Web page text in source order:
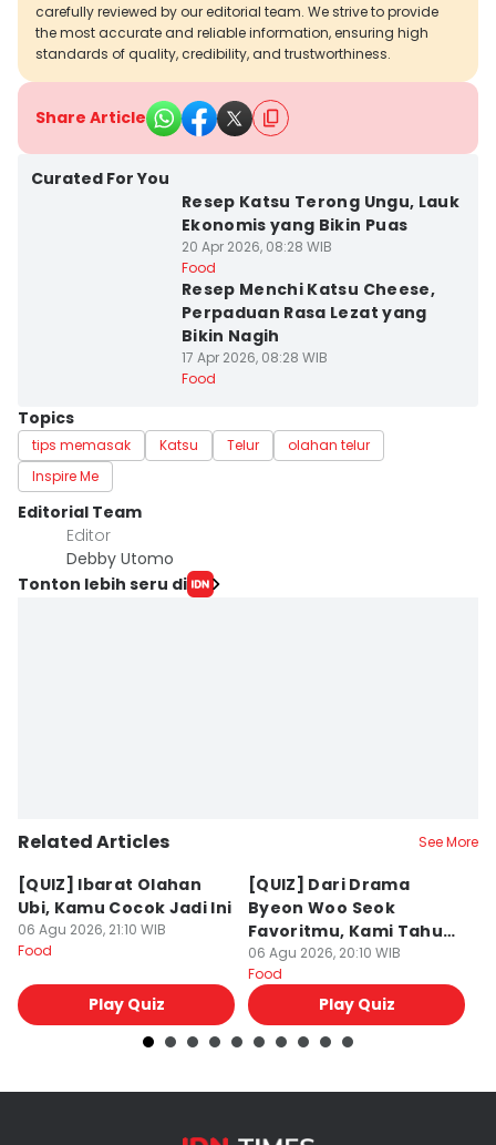
carefully reviewed by our editorial team. We strive to provide
the most accurate and reliable information, ensuring high
standards of quality, credibility, and trustworthiness.
Share Article
Curated For You
Resep Katsu Terong Ungu, Lauk
Ekonomis yang Bikin Puas
20 Apr 2026, 08:28 WIB
Food
Resep Menchi Katsu Cheese,
Perpaduan Rasa Lezat yang
Bikin Nagih
17 Apr 2026, 08:28 WIB
Food
Topics
tips memasak Katsu Telur
olahan telur
Inspire Me
Editorial Team
Editor
Debby Utomo
Tonton lebih seru di
Related Articles See More
[QUIZ] Ibarat Olahan
Ubi, Kamu Cocok Jadi Ini
06 Agu 2026, 21:10 WIB
Food
Play Quiz
[QUIZ] Dari Drama
Byeon Woo Seok
Favoritmu, Kami Tahu
Makanan yang Cocok
untukmu
06 Agu 2026, 20:10 WIB
Food
Play Quiz